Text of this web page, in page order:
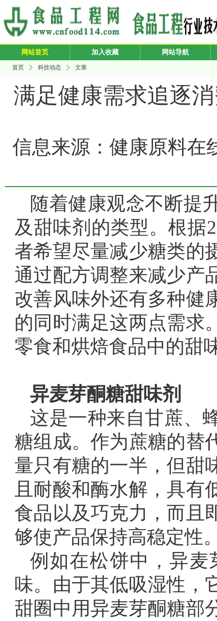
网站首页 加入收藏 网站导航
首页 科技动态 文章
满足健康需求追逐
信息来源：健康原料
随着健康观念不断提
及甜味剂的类型。根据
者希望尽量减少糖类的
通过配方调整来减少产
改善风味外还有多种健
的同时满足这两点需求
零食和烘焙食品中的甜
异麦芽酮糖甜味剂
这是一种来自甘蔗、
糖组成。作为蔗糖的替
量只有糖的一半，但甜
且耐酸和酶水解，具有
食品以及巧克力，而且
够使产品保持高稳定性
例如在松饼中，异
味。由于其低吸湿性，
甜圈中用异麦芽酮糖部